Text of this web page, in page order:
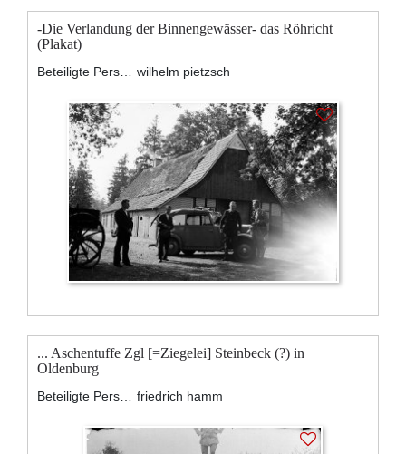
-Die Verlandung der Binnengewässer- das Röhricht
(Plakat)
wilhelm pietzsch
... Aschentuffe Zgl [=Ziegelei] Steinbeck (?) in
Oldenburg
friedrich hamm